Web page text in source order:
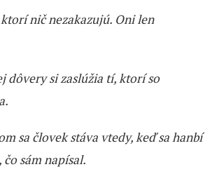
nič nezakazujú. Oni len
dôvery si zaslúžia tí, ktorí so
sa človek stáva vtedy, keď sa hanbí
sám napísal.